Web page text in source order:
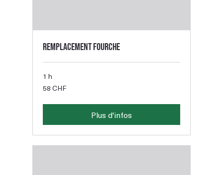
Remplacement fourche
1 h
58
francs
58 CHF
Plus d'infos